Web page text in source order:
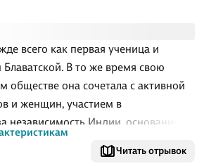
Читать отрывок
всего как первая ученица и
В то же время свою
обществе она сочетала с активной
и женщин, участием в
независимость Индии, основанием
Британской империи.
Елены Блаватской, а